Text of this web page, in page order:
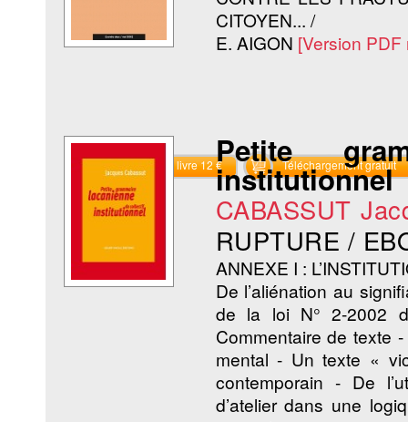
CITOYEN... /
E. AIGON [Version
Commander le livre 12 € Téléchargement gratuit
Petite
institutionnel
CABASSUT
RUPTURE /
ANNEXE I :
De l’aliénation au
de la loi N° 2-2002
Commentaire de texte
mental - Un texte «
contemporain - De
d’atelier dans une